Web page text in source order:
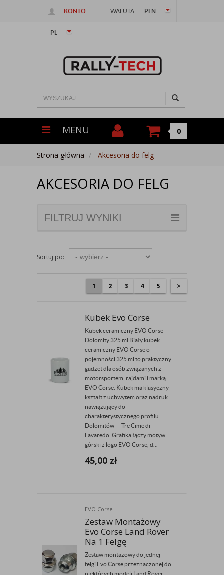
KONTO WALUTA: PLN
PL
MENU 0
Strona główna Akcesoria do felg
AKCESORIA DO FELG
FILTRUJ WYNIKI
Sortuj po:
1 2 3 4 5 >
Kubek Evo Corse
Kubek ceramiczny EVO Corse
Dolomity 325 ml Biały kubek
ceramiczny EVO Corse o
pojemności 325 ml to praktyczny
gadżet dla osób związanych z
motorsportem, rajdami i marką
EVO Corse. Kubek ma klasyczny
kształt z uchwytem oraz nadruk
nawiązujący do
charakterystycznego profilu
Dolomitów — Tre Cime di
Lavaredo. Grafika łączy motyw
górski z logo EVO Corse, d...
45,00 zł
EVO Corse
Zestaw Montażowy
Evo Corse Land Rover
Na 1 Felgę
Zestaw montażowy do jednej
felgi Evo Corse przeznaczonej do